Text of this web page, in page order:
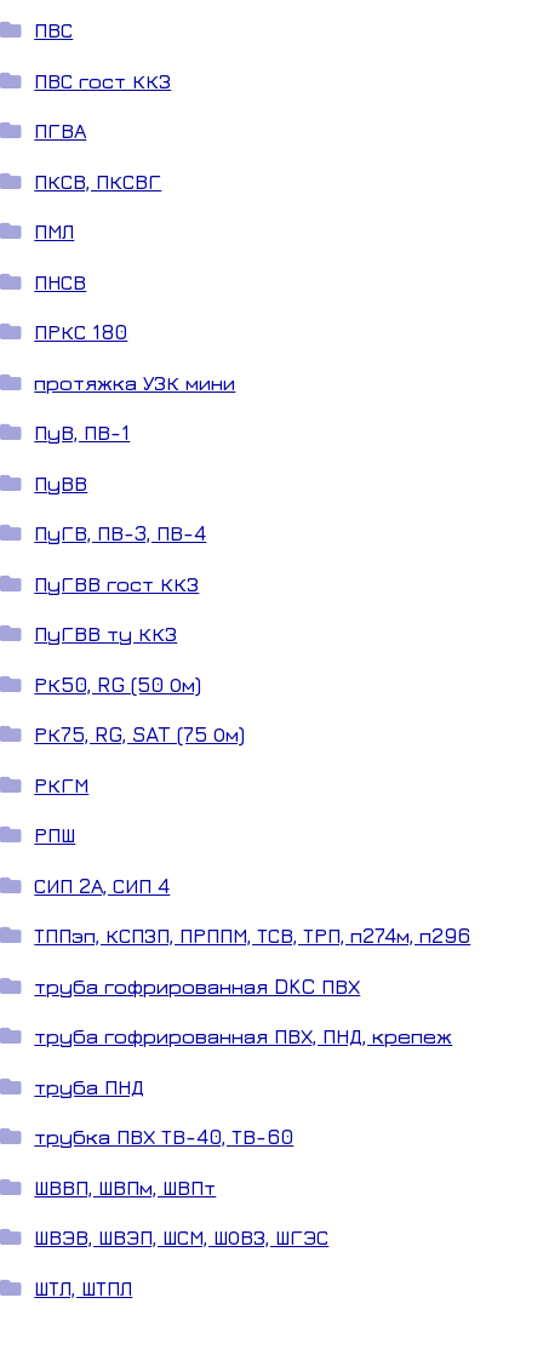
ПВС
ПВС гост ККЗ
ПГВА
ПКСВ, ПКСВГ
ПМЛ
ПНСВ
ПРКС 180
протяжка УЗК мини
ПуВ, ПВ-1
ПуВВ
ПуГВ, ПВ-3, ПВ-4
ПуГВВ гост ККЗ
ПуГВВ ту ККЗ
РК50, RG (50 Ом)
РК75, RG, SAT (75 Ом)
РКГМ
РПШ
СИП 2А, СИП 4
ТППэп, КСПЗП, ПРППМ, ТСВ, ТРП, п274м, п296
труба гофрированная DKC ПВХ
труба гофрированная ПВХ, ПНД, крепеж
труба ПНД
трубка ПВХ ТВ-40, ТВ-60
ШВВП, ШВПм, ШВПт
ШВЭВ, ШВЭП, ШСМ, ШОВЗ, ШГЭС
ШТЛ, ШТПЛ